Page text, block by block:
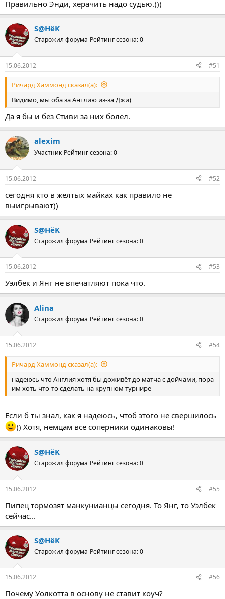
Правильно Энди, херачить надо судью.)))
S@HёK
Старожил форума Рейтинг сезона: 0
15.06.2012 #51
Ричард Хаммонд сказал(а):
Видимо, мы оба за Англию из-за Джи)
Да я бы и без Стиви за них болел.
alexim
Участник Рейтинг сезона: 0
15.06.2012 #52
сегодня кто в желтых майках как правило не
выигрывают))
S@HёK
Старожил форума Рейтинг сезона: 0
15.06.2012 #53
Уэлбек и Янг не впечатляют пока что.
Alina
Старожил форума Рейтинг сезона: 0
15.06.2012 #54
Ричард Хаммонд сказал(а):
надеюсь что Англия хотя бы доживёт до матча с дойчами, пора
им хоть что-то сделать на крупном турнире
Если б ты знал, как я надеюсь, чтоб этого не свершилось
)) Хотя, немцам все соперники одинаковы!
S@HёK
Старожил форума Рейтинг сезона: 0
15.06.2012 #55
Пипец тормозят манкунианцы сегодня. То Янг, то Уэлбек
сейчас...
S@HёK
Старожил форума Рейтинг сезона: 0
15.06.2012 #56
Почему Уолкотта в основу не ставит коуч?